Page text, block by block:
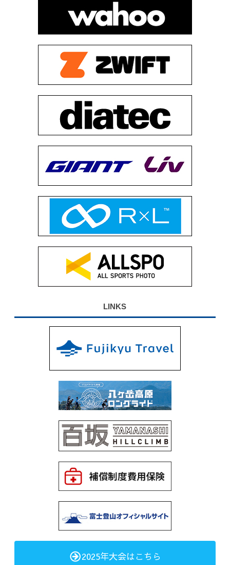
LINKS
2025年大会はこちら